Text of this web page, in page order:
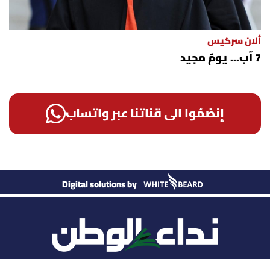
ألان سركيس
7 آب... يومٌ مجيد
إنضمّوا الى قناتنا عبر واتساب
Digital solutions by